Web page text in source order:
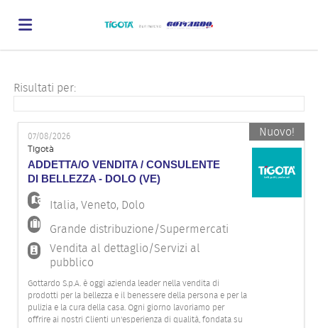
Offerte
di
lavoro
Carica
il
CV
Login
Lingua
EN
Risultati per:
07/08/2026
Tigotà
ADDETTA/O VENDITA / CONSULENTE
DI BELLEZZA - DOLO (VE)
Italia,Veneto, Dolo
Grande distribuzione/Supermercati
Vendita al dettaglio/Servizi al
pubblico
Gottardo S.p.A. è oggi azienda leader nella vendita di
prodotti per la bellezza e il benessere della persona e per la
pulizia e la cura della casa. Ogni giorno lavoriamo per
offrire ai nostri Clienti un'esperienza di qualità, fondata su
Nuovo!